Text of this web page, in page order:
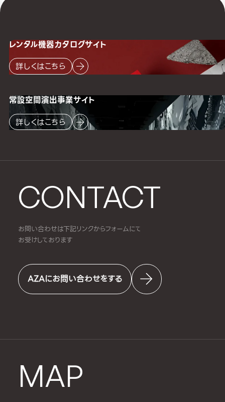
CONTACT
お問い合わせは下記リンクからフォームにて
お受けしております
AZAにお問い合わせをする
MAP
レンタル機器カタログサイト
詳しくはこちら
常設空間演出事業サイト
詳しくはこちら